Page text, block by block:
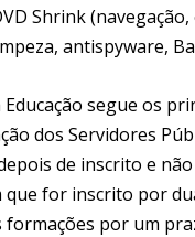
Shrink
antispyware,
segue os
dos Servidores
de inscrito e
for inscrito por
por um